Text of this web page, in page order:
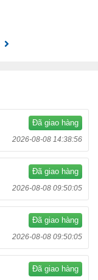
Đã giao hàng
2026-08-08 14:38:56
Đã giao hàng
2026-08-08 09:50:05
Đã giao hàng
2026-08-08 09:50:05
Đã giao hàng